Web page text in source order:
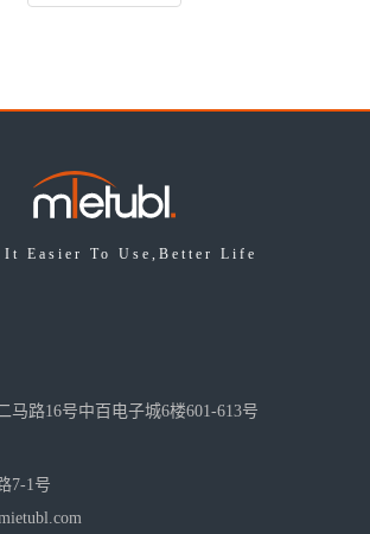
It Easier To Use,Better Life
马路16号中百电子城6楼601-613号
7-1号